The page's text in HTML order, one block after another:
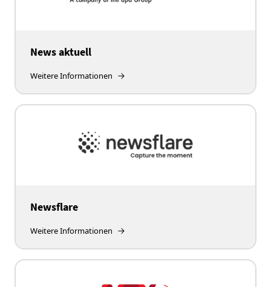
News aktuell
Weitere Informationen
Newsflare
Weitere Informationen